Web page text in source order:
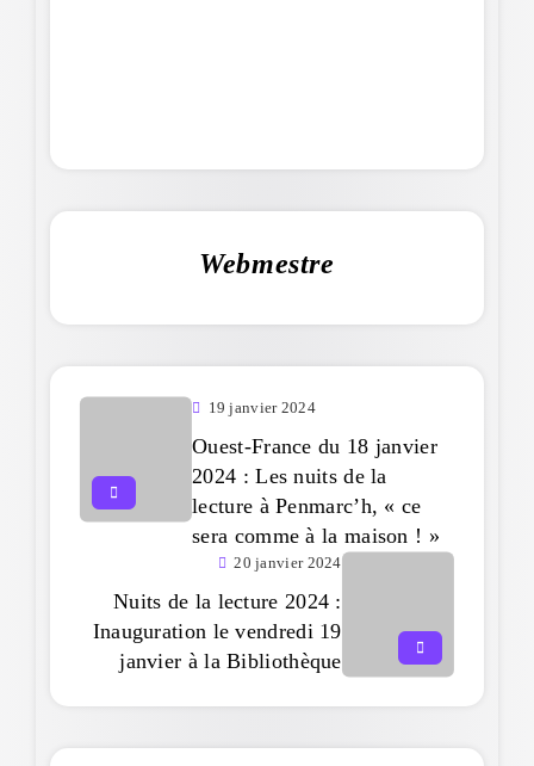
Webmestre
19 janvier 2024
Ouest-France du 18 janvier
2024 : Les nuits de la
lecture à Penmarc’h, « ce
sera comme à la maison ! »
20 janvier 2024
Nuits de la lecture 2024 :
Inauguration le vendredi 19
janvier à la Bibliothèque